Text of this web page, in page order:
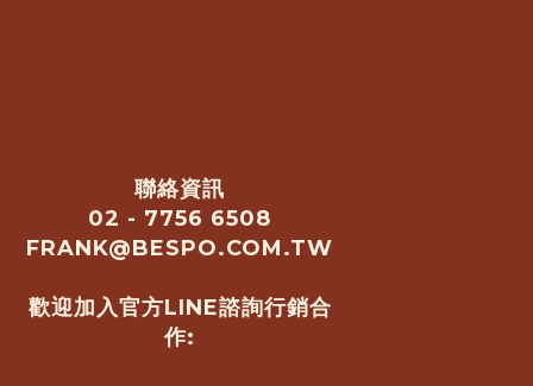
聯絡資訊
02 - 7756 6508
FRANK@BESPO.COM.TW
歡迎加入官方LINE諮詢行銷合
作: